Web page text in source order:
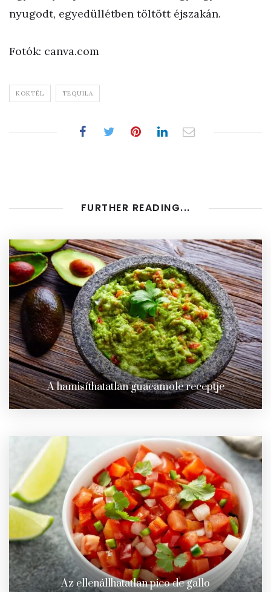
nyugodt, egyedüllétben töltött éjszakán.
Fotók: canva.com
KOKTÉL TEQUILA
FURTHER READING...
A hamisíthatatlan guacamole receptje
Az ellenállhatatlan pico de gallo